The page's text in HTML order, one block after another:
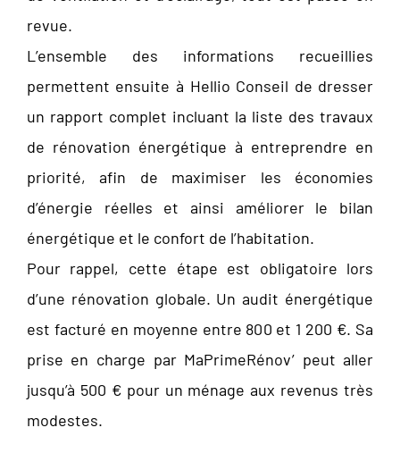
revue.
L’ensemble des informations recueillies
permettent ensuite à Hellio Conseil de dresser
un rapport complet incluant la liste des travaux
de rénovation énergétique à entreprendre en
priorité, afin de maximiser les économies
d’énergie réelles et ainsi améliorer le bilan
énergétique et le confort de l’habitation.
Pour rappel, cette étape est obligatoire lors
d’une rénovation globale. Un audit énergétique
est facturé en moyenne entre 800 et 1 200 €. Sa
prise en charge par MaPrimeRénov’ peut aller
jusqu’à 500 € pour un ménage aux revenus très
modestes.